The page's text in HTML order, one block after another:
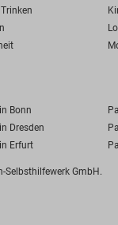
Trinken
Bonn
Dresden
Erfurt
Selbsthilfewerk GmbH.